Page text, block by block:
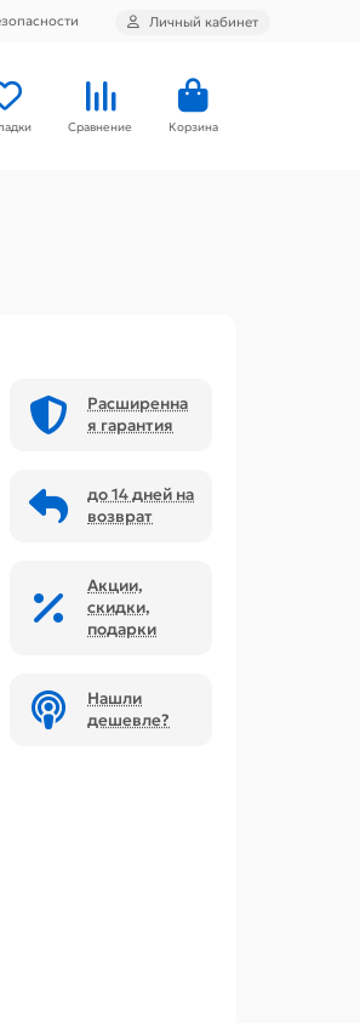
Личный кабинет
Сравнение Корзина
Расширенна
я гарантия
до 14 дней на
возврат
Акции,
скидки,
подарки
Нашли
дешевле?